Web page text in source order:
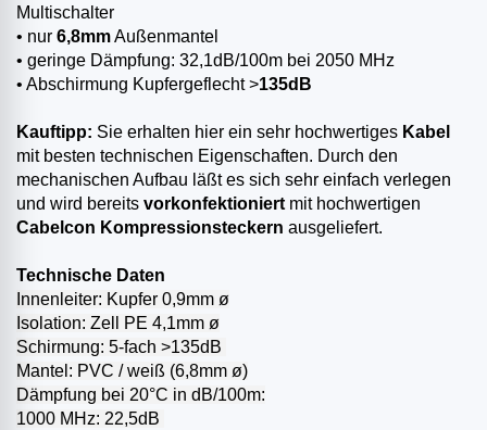
Multischalter
• nur 6,8mmAußenmantel
• geringe Dämpfung: 32,1dB/100m bei 2050 MHz
• Abschirmung Kupfergeflecht >135dB
Kauftipp: Sie erhalten hier ein sehr hochwertiges Kabel
mit besten technischen Eigenschaften. Durch den
mechanischen Aufbau läßt es sich sehr einfach verlegen
und wird bereits vorkonfektioniert mit hochwertigen
Cabelcon Kompressionsteckern ausgeliefert.
Technische Daten
Innenleiter: Kupfer 0,9mm ø
Isolation: Zell PE 4,1mm ø
Schirmung: 5-fach >135dB
Mantel: PVC / weiß (6,8mm ø)
Dämpfung bei 20°C in dB/100m:
1000 MHz: 22,5dB